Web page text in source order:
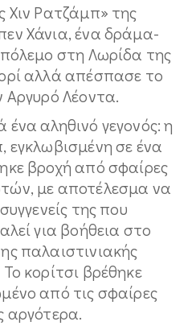
Χιν Ρατζάμπ» της
Χάνια, ένα δράμα-
στη Λωρίδα της
αλλά απέσπασε το
Αργυρό Λέοντα.
αληθινό γεγονός: η
εγκλωβισμένη σε ένα
βροχή από σφαίρες
με αποτέλεσμα να
της που
για βοήθεια στο
παλαιστινιακής
κορίτσι βρέθηκε
από τις σφαίρες
αργότερα.